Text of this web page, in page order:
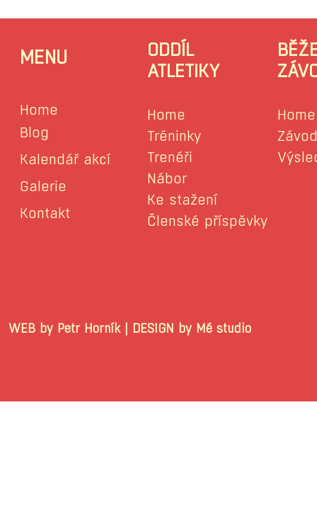
MENU
Home
Blog
Kalendář akcí
Galerie
Kontakt
ODDÍL
ATLETIKY
Home
Tréninky
Trenéři
Nábor
Ke stažení
Členské příspěvky
Home
WEB by Petr Horník | DESIGN by Mé